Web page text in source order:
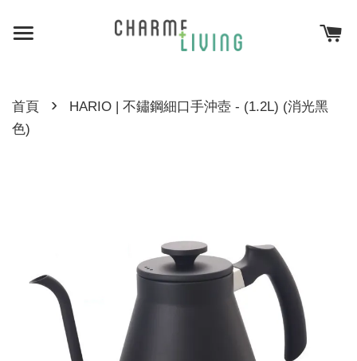
首頁 ›
HARIO | 不鏽鋼細口手沖壺 - (1.2L) (消光黑
色)